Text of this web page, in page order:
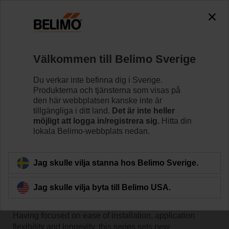
Nyheter
The New Generation of Butterfly
Valves and Actuators from
Belimo
Powerful Movements
The newly designed butterfly valves and the new PR
actuators are the most intelligent, energy efficient and
Having focused on ease of installation, application
flexibility and longevity, this series sets new
Välkommen till Belimo Sverige
Du verkar inte befinna dig i Sverige.
Produkterna och tjänsterna som visas på
den här webbplatsen kanske inte är
tillgängliga i ditt land. Det är inte heller
möjligt att logga in/registrera sig. Hitta din
lokala Belimo-webbplats nedan.
Jag skulle vilja stanna hos Belimo Sverige.
Jag skulle vilja byta till Belimo USA.